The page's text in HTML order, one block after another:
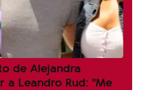
de Alejandra
Leandro Rud: "Me